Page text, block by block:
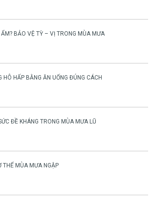
BẢO VỆ TỲ – VỊ TRONG MÙA MƯA
HÔ HẤP BẰNG ĂN UỐNG ĐÚNG CÁCH
ĐỀ KHÁNG TRONG MÙA MƯA LŨ
THỂ MÙA MƯA NGẬP